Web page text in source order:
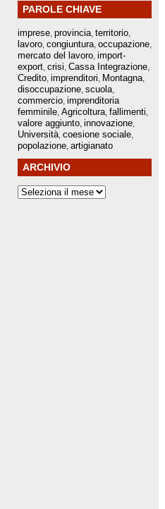
PAROLE CHIAVE
imprese provincia territorio
lavoro congiuntura occupazione
mercato del lavoro import-
export crisi Cassa Integrazione
Credito imprenditori Montagna
disoccupazione scuola
commercio imprenditoria
femminile Agricoltura fallimenti
valore aggiunto innovazione
Università coesione sociale
popolazione artigianato
ARCHIVIO